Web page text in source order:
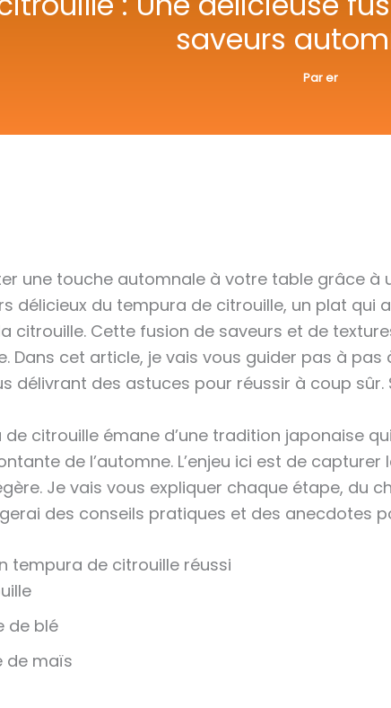
saveurs
Parer
une touche automnale à votre table grâce
délicieux du tempura de citrouille, un plat qui
citrouille. Cette fusion de saveurs et de
Dans cet article, je vais vous guider pas à
délivrant des astuces pour réussir à coup
citrouille émane d’une tradition japonaise
de l’automne. L’enjeu ici est de
Je vais vous expliquer chaque étape, du
des conseils pratiques et des anecdotes
tempura de citrouille réussi
de blé
de maïs